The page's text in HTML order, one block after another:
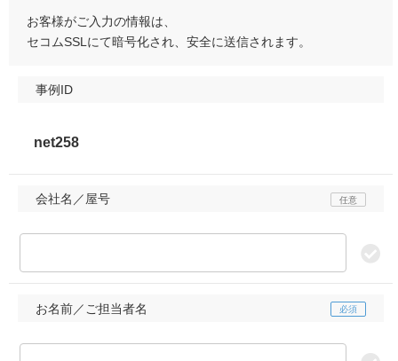
お客様がご入力の情報は、
セコムSSLにて暗号化され、安全に送信されます。
事例ID
会社名／屋号
お名前／ご担当者名